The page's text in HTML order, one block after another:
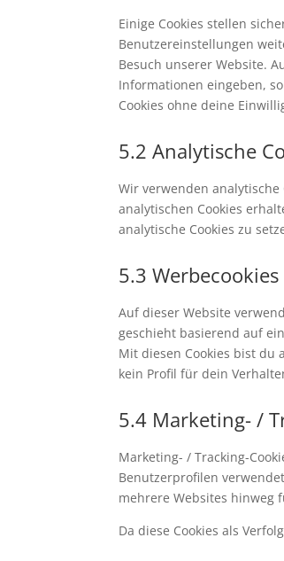
Einige Cookies stellen
Benutzereinstellungen
Besuch unserer Website.
Informationen eingeben,
Cookies ohne deine
5.2 Analytische
Wir verwenden
analytischen Cookies
analytische Cookies zu
5.3 Werbecookies
Auf dieser Website
geschieht basierend auf
Mit diesen Cookies bist du
kein Profil für dein
5.4 Marketing- /
Marketing- / Tracking-
Benutzerprofilen
mehrere Websites hinweg
Da diese Cookies als